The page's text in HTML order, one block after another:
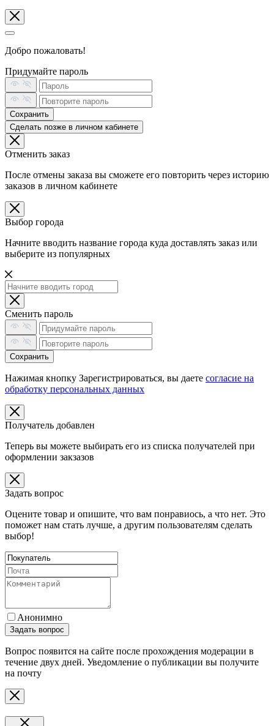
Добро пожаловать!
Придумайте пароль
Сохранить
Сделать позже в личном кабинете
Отменить заказ
После отмены заказа вы сможете его повторить через историю
заказов в личном кабинете
Выбор города
Начните вводить название города куда доставлять заказ или
выберите из популярных
Сменить пароль
Сохранить
Нажимая кнопку Зарегистрироваться, вы даете согласие на
обработку персональных данных
Получатель добавлен
Теперь вы можете выбирать его из списка получателей при
оформлении закзазов
Задать вопрос
Оцените товар и опишите, что вам понравиось, а что нет. Это
поможет нам стать лучше, а другим пользователям сделать
выбор!
Анонимно
Задать вопрос
Вопрос появится на сайте после прохождения модерации в
течение двух дней. Уведомление о публикации вы получите
на почту